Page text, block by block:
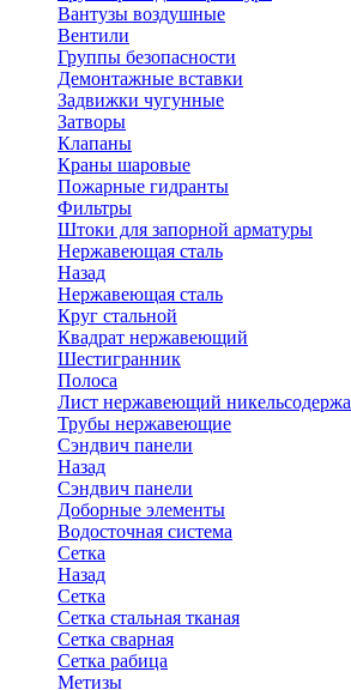
Вантузы воздушные
Вентили
Группы безопасности
Демонтажные вставки
Задвижки чугунные
Затворы
Клапаны
Краны шаровые
Пожарные гидранты
Фильтры
Штоки для запорной арматуры
Нержавеющая сталь
Назад
Нержавеющая сталь
Круг стальной
Квадрат нержавеющий
Шестигранник
Полоса
Лист нержавеющий
Трубы нержавеющие
Сэндвич панели
Назад
Сэндвич панели
Доборные элементы
Водосточная система
Сетка
Назад
Сетка
Сетка стальная тканая
Сетка сварная
Сетка рабица
Метизы